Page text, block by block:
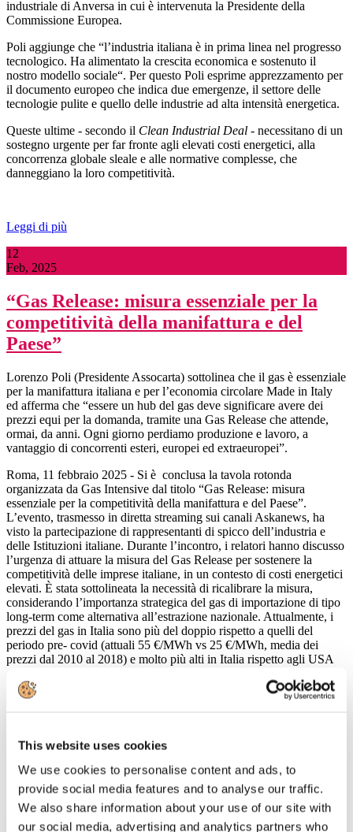
This website uses cookies
We use cookies to personalise content and ads, to
provide social media features and to analyse our traffic.
We also share information about your use of our site with
our social media, advertising and analytics partners who
industriale di Anversa in cui è intervenuta la Presidente della
Commissione Europea.
Poli aggiunge che “l’industria italiana è in prima linea nel progresso
tecnologico. Ha alimentato la crescita economica e sostenuto il
nostro modello sociale“. Per questo Poli esprime apprezzamento per
il documento europeo che indica due emergenze, il settore delle
tecnologie pulite e quello delle industrie ad alta intensità energetica.
Queste ultime - secondo il Clean Industrial Deal - necessitano di un
sostegno urgente per far fronte agli elevati costi energetici, alla
concorrenza globale sleale e alle normative complesse, che
danneggiano la loro competitività.
Leggi di più
12
Feb, 2025
“Gas Release: misura essenziale per la
competitività della manifattura e del
Paese”
Lorenzo Poli (Presidente Assocarta) sottolinea che il gas è essenziale
per la manifattura italiana e per l’economia circolare Made in Italy
ed afferma che “essere un hub del gas deve significare avere dei
prezzi equi per la domanda, tramite una Gas Release che attende,
ormai, da anni. Ogni giorno perdiamo produzione e lavoro, a
vantaggio di concorrenti esteri, europei ed extraeuropei”.
Roma, 11 febbraio 2025 - Si è conclusa la tavola rotonda
organizzata da Gas Intensive dal titolo “Gas Release: misura
essenziale per la competitività della manifattura e del Paese”.
L’evento, trasmesso in diretta streaming sui canali Askanews, ha
visto la partecipazione di rappresentanti di spicco dell’industria e
delle Istituzioni italiane. Durante l’incontro, i relatori hanno discusso
l’urgenza di attuare la misura del Gas Release per sostenere la
competitività delle imprese italiane, in un contesto di costi energetici
elevati. È stata sottolineata la necessità di ricalibrare la misura,
considerando l’importanza strategica del gas di importazione di tipo
long-term come alternativa all’estrazione nazionale. Attualmente, i
prezzi del gas in Italia sono più del doppio rispetto a quelli del
periodo pre- covid (attuali 55 €/MWh vs 25 €/MWh, media dei
prezzi dal 2010 al 2018) e molto più alti in Italia rispetto agli USA
Paesi europei, registrando sistematicamente uno spread col TTF
(hub olandese) di circa 2 €/MWh. Tutto ciò comporta una continua
agisca in fretta con misure efficaci e non ulteriormente rinviabili.
Leggi di più